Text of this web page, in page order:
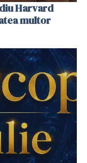
Harvard
multor